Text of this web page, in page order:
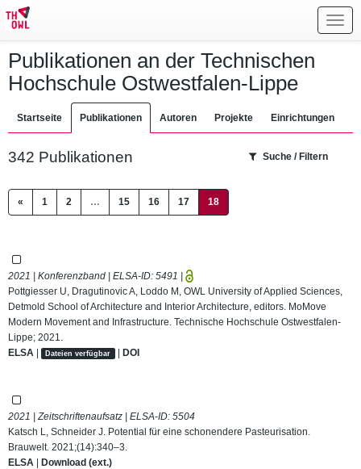
Publikationen an der Technischen
Hochschule Ostwestfalen-Lippe
Startseite Publikationen Autoren Projekte Einrichtungen
342 Publikationen Suche / Filtern
« 1 2 … 15 16 17 18(current)
2021 | Konferenzband | ELSA-ID: 5491 |
Pottgiesser U, Dragutinovic A, Loddo M, OWL University of Applied Sciences,
Detmold School of Architecture and Interior Architecture, editors. MoMove
Modern Movement and Infrastructure. Technische Hochschule Ostwestfalen-
Lippe; 2021.
ELSA | Dateien verfügbar | DOI
2021 | Zeitschriftenaufsatz | ELSA-ID: 5504
Katsch L, Schneider J. Potential für eine schonendere Pasteurisation.
Brauwelt. 2021;(14):340–3.
ELSA | Download (ext.)